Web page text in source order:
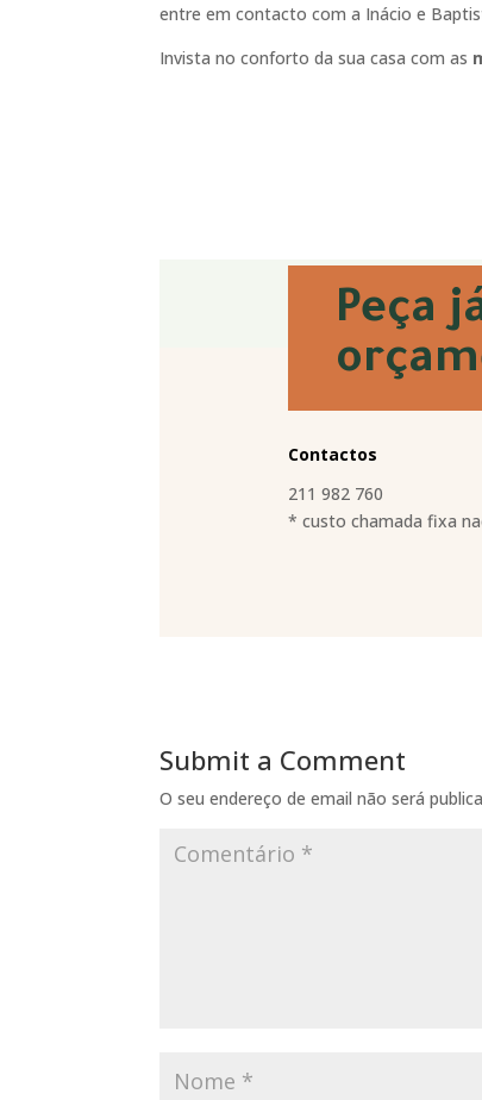
entre em contacto com a Inácio e
Invista no conforto da sua casa com as
Peça
Contactos
211 982 760
* custo chamada fixa
Submit a Comment
O seu endereço de email não será